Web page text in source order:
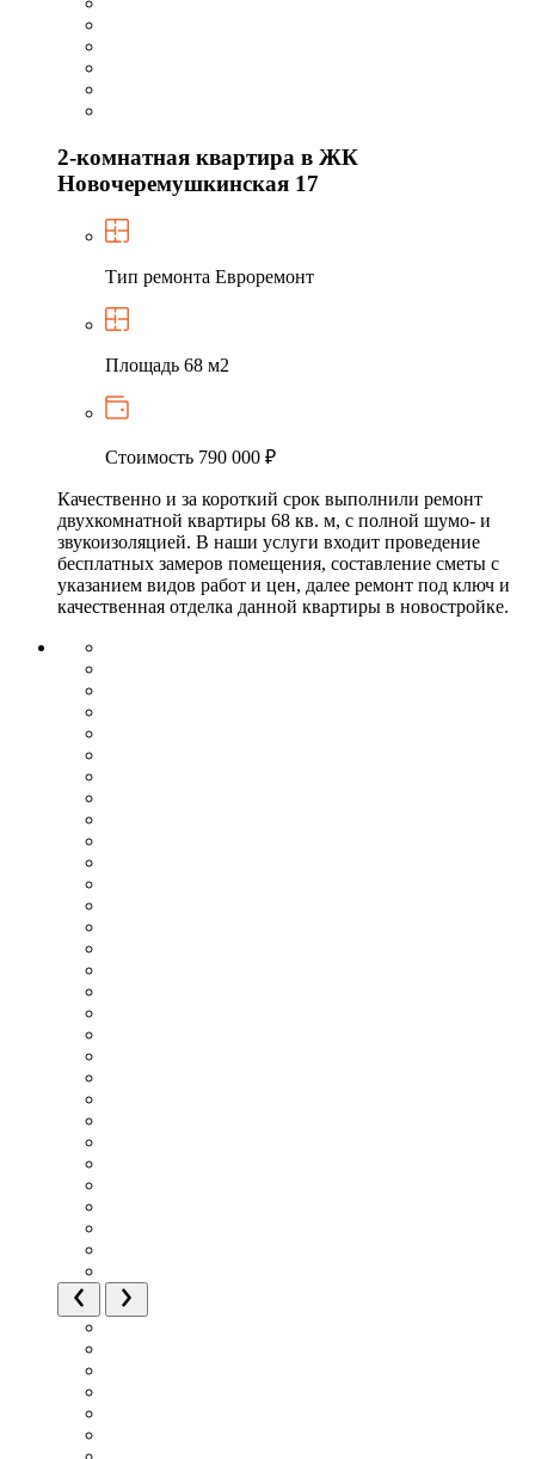
2-комнатная квартира в ЖК
Новочеремушкинская 17
Тип ремонта Евроремонт
Площадь 68 м2
Стоимость 790 000 ₽
Качественно и за короткий срок выполнили ремонт
двухкомнатной квартиры 68 кв. м, с полной шумо- и
звукоизоляцией. В наши услуги входит проведение
бесплатных замеров помещения, составление сметы с
указанием видов работ и цен, далее ремонт под ключ и
качественная отделка данной квартиры в новостройке.